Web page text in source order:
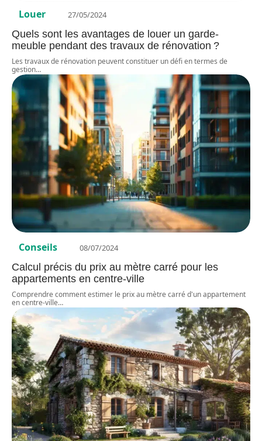
Louer 27/05/2024
Quels sont les avantages de louer un garde-
meuble pendant des travaux de rénovation ?
Les travaux de rénovation peuvent constituer un défi en termes de
gestion…
Conseils 08/07/2024
Calcul précis du prix au mètre carré pour les
appartements en centre-ville
Comprendre comment estimer le prix au mètre carré d'un appartement
en centre-ville…